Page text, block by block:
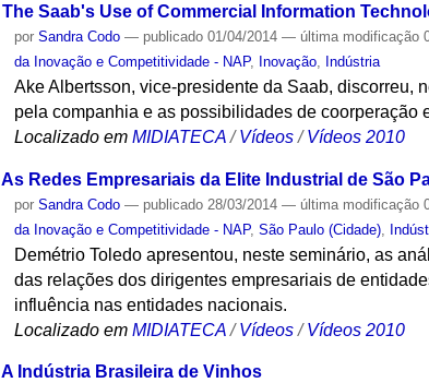
The Saab's Use of Commercial Information
porSandra Codo — publicado 01/04/2014— última modificação
da Inovação e Competitividade - NAP, Inovação Indústria
Ake Albertsson, vice-presidente da Saab, discorreu,
pela companhia e as possibilidades de coorperação
Localizado em MIDIATECA /Vídeos /Vídeos 2010
As Redes Empresariais da Elite Industrial de São
porSandra Codo — publicado 28/03/2014— última modificação
da Inovação e Competitividade - NAP,São Paulo (Cidade)
Demétrio Toledo apresentou, neste seminário, as
das relações dos dirigentes empresariais de
influência nas entidades nacionais.
Localizado em MIDIATECA /Vídeos /Vídeos 2010
A Indústria Brasileira de Vinhos